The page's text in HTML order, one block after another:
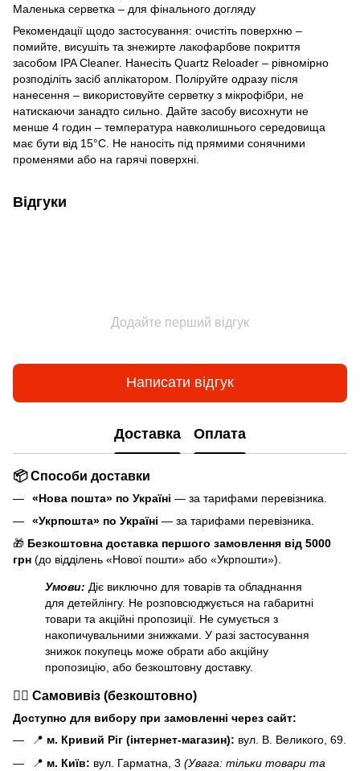
Маленька серветка – для фінального догляду
Рекомендації щодо застосування: очистіть поверхню –
помийте, висушіть та знежирте лакофарбове покриття
засобом IPA Cleaner. Нанесіть Quartz Reloader – рівномірно
розподіліть засіб аплікатором. Поліруйте одразу після
нанесення – використовуйте серветку з мікрофібри, не
натискаючи занадто сильно. Дайте засобу висохнути не
менше 4 годин – температура навколишнього середовища
має бути від 15°C. Не наносіть під прямими сонячними
променями або на гарячі поверхні.
Відгуки
Додайте перший відгук
Написати відгук
Доставка Оплата
📦 Способи доставки
«Нова пошта» по Україні — за тарифами перевізника.
«Укрпошта» по Україні — за тарифами перевізника.
🎁 Безкоштовна доставка першого замовлення від 5000
грн (до відділень «Нової пошти» або «Укрпошти»).
Умови: Діє виключно для товарів та обладнання
для детейлінгу. Не розповсюджується на габаритні
товари та акційні пропозиції. Не сумується з
накопичувальними знижками. У разі застосування
знижок покупець може обрати або акційну
пропозицію, або безкоштовну доставку.
🏃‍♂️ Самовивіз (безкоштовно)
Доступно для вибору при замовленні через сайт:
📍 м. Кривий Ріг (інтернет-магазин): вул. В. Великого, 69.
📍 м. Київ: вул. Гарматна, 3 (Увага: тільки товари та